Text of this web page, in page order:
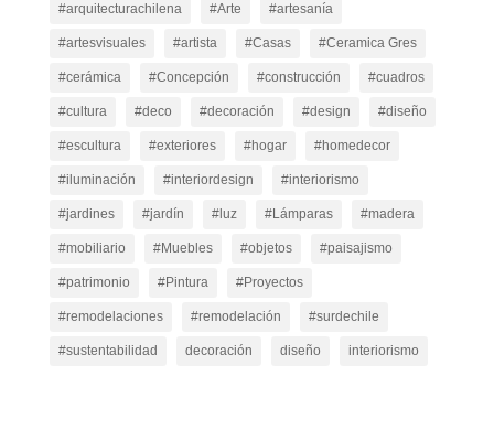
#arquitecturachilena #Arte #artesanía
#artesvisuales #artista #Casas #Ceramica Gres
#cerámica #Concepción #construcción #cuadros
#cultura #deco #decoración #design #diseño
#escultura #exteriores #hogar #homedecor
#iluminación #interiordesign #interiorismo
#jardines #jardín #luz #Lámparas #madera
#mobiliario #Muebles #objetos #paisajismo
#patrimonio #Pintura #Proyectos
#remodelaciones #remodelación #surdechile
#sustentabilidad decoración diseño interiorismo